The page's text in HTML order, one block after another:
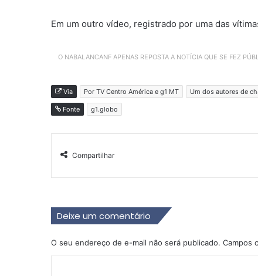
Em um outro vídeo, registrado por uma das
O NABALANCANF APENAS REPOSTA A NOTÍCIA QUE SE FEZ
Via Por TV Centro América e g1 MT Um dos autores de
Fonte g1.globo
Compartilhar
Deixe um comentário
O seu endereço de e-mail não será publicado. Campos